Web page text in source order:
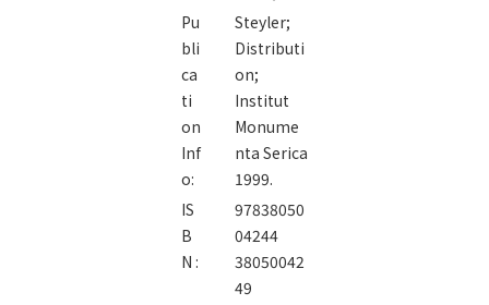
Pu
bli
ca
ti
on
Inf
o:
Steyler;
Distributi
on;
Institut
Monume
nta Serica
1999.
IS
B
N :
97838050
04244
38050042
49